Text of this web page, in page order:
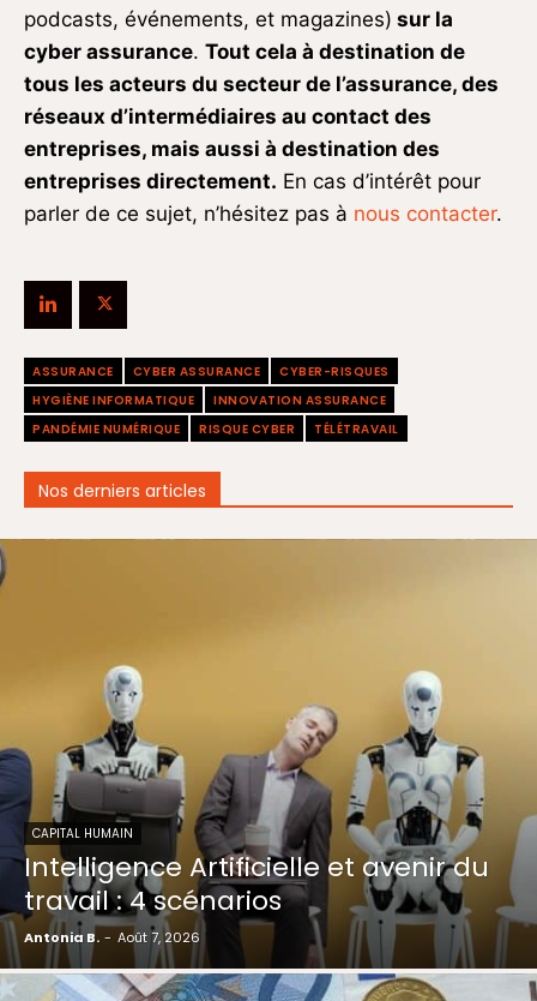
podcasts, événements, et magazines) sur la
cyber assurance. Tout cela à destination de
tous les acteurs du secteur de l’assurance, des
réseaux d’intermédiaires au contact des
entreprises, mais aussi à destination des
entreprises directement. En cas d’intérêt pour
parler de ce sujet, n’hésitez pas à nous contacter.
ASSURANCE CYBER ASSURANCE
CYBER-RISQUES
HYGIÈNE INFORMATIQUE
INNOVATION ASSURANCE
PANDÉMIE NUMÉRIQUE
RISQUE CYBER TÉLÉTRAVAIL
Nos derniers articles
CAPITAL HUMAIN
Intelligence Artificielle et avenir du
travail : 4 scénarios
Antonia B. - Août 7, 2026